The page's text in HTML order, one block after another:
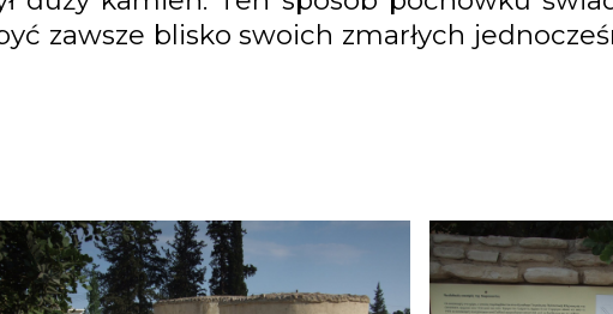
zawsze blisko swoich zmarłych